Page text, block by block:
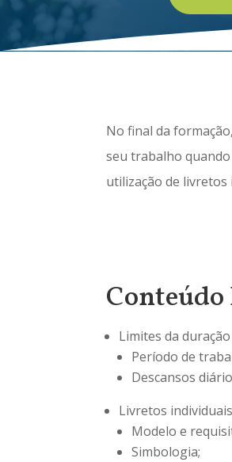
No final da
seu trabalho quando
utilização de
Limites da
Período de
Descansos
Livretos
Modelo e
Simbologia;